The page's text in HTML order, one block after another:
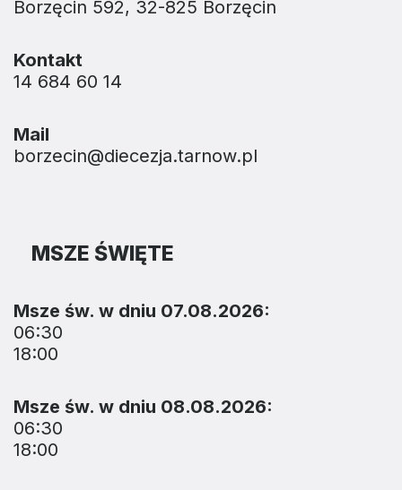
Borzęcin 592, 32-825 Borzęcin
Kontakt
14 684 60 14
Mail
borzecin@diecezja.tarnow.pl
MSZE ŚWIĘTE
Msze św. w dniu 07.08.2026:
06:30
18:00
Msze św. w dniu 08.08.2026:
06:30
18:00